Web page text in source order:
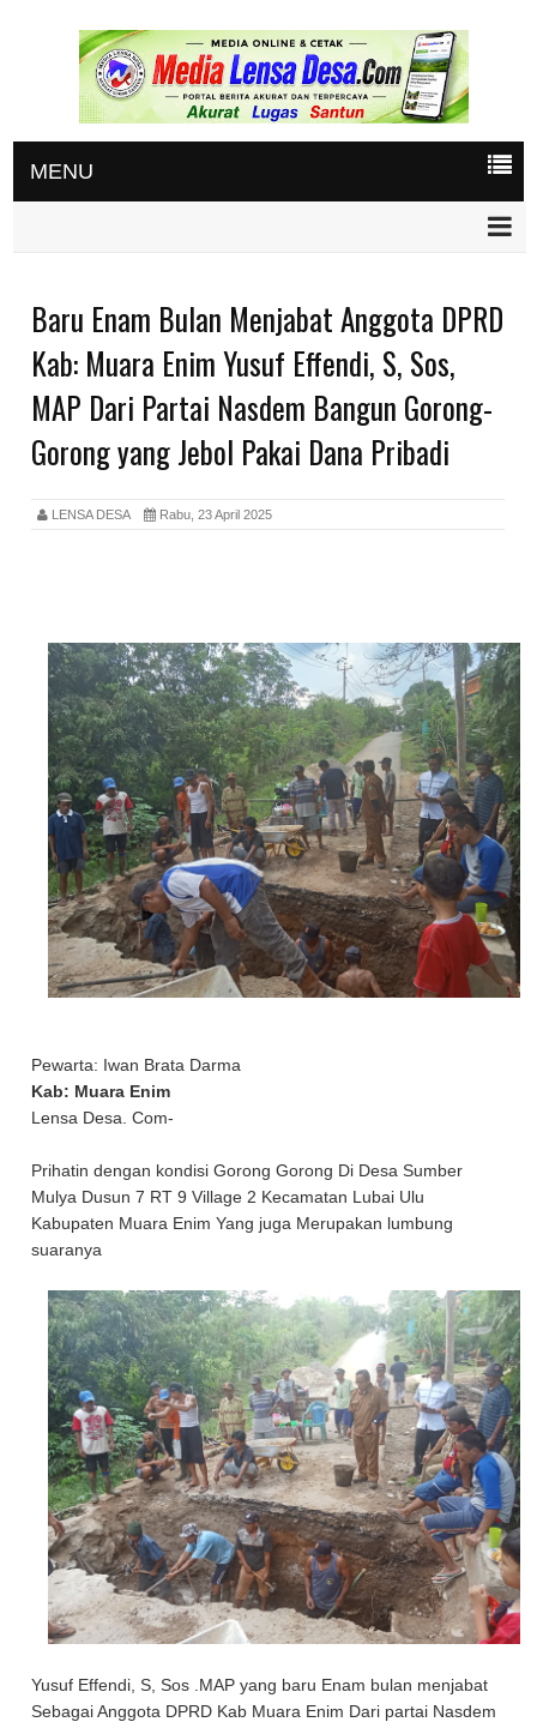
MENU
Baru Enam Bulan Menjabat Anggota DPRD
Kab: Muara Enim Yusuf Effendi, S, Sos,
MAP Dari Partai Nasdem Bangun Gorong-
Gorong yang Jebol Pakai Dana Pribadi
LENSA DESA Rabu, 23 April 2025
Pewarta: Iwan Brata Darma
Kab: Muara Enim
Lensa Desa. Com-
Prihatin dengan kondisi Gorong Gorong Di Desa Sumber
Mulya Dusun 7 RT 9 Village 2 Kecamatan Lubai Ulu
Kabupaten Muara Enim Yang juga Merupakan lumbung
suaranya
Yusuf Effendi, S, Sos .MAP yang baru Enam bulan menjabat
Sebagai Anggota DPRD Kab Muara Enim Dari partai Nasdem